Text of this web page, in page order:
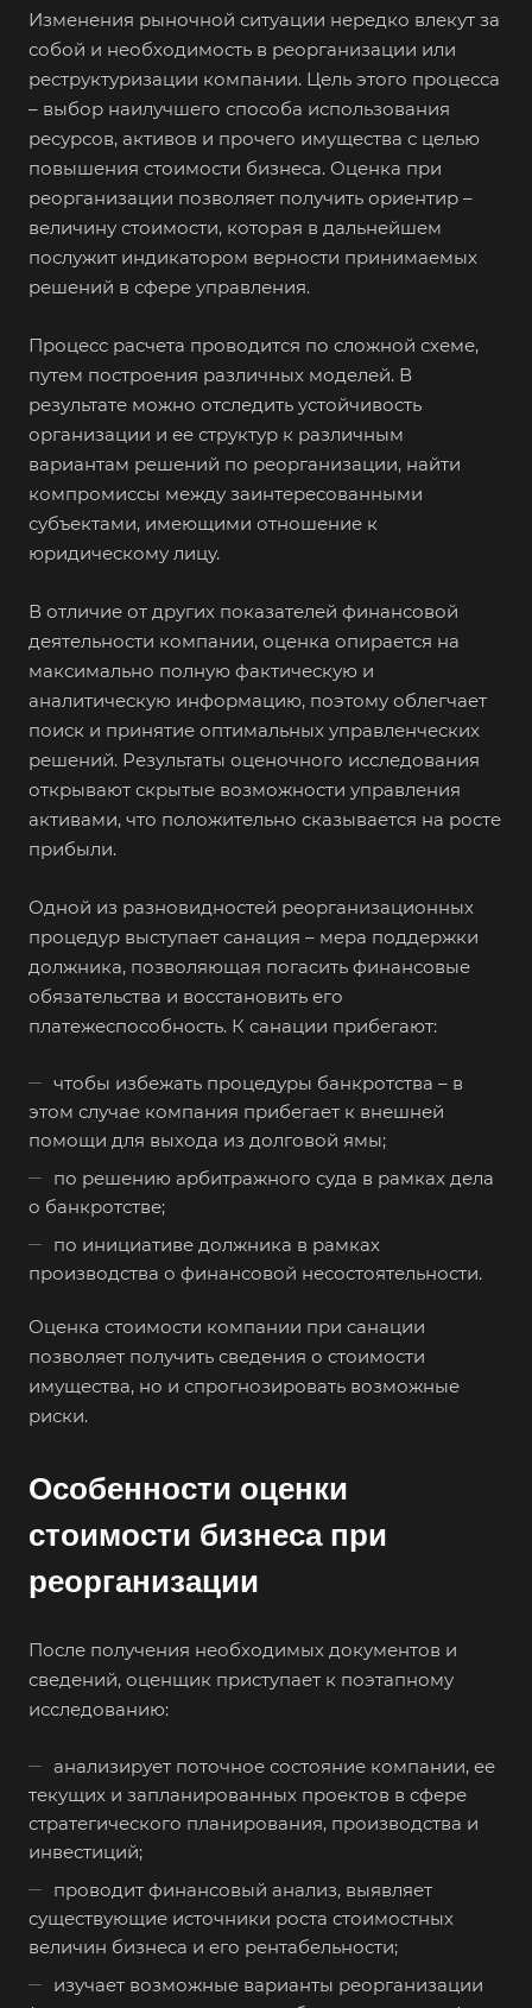
Изменения рыночной ситуации нередко влекут за
собой и необходимость в реорганизации или
реструктуризации компании. Цель этого процесса
– выбор наилучшего способа использования
ресурсов, активов и прочего имущества с целью
повышения стоимости бизнеса. Оценка при
реорганизации позволяет получить ориентир –
величину стоимости, которая в дальнейшем
послужит индикатором верности принимаемых
решений в сфере управления.
Процесс расчета проводится по сложной схеме,
путем построения различных моделей. В
результате можно отследить устойчивость
организации и ее структур к различным
вариантам решений по реорганизации, найти
компромиссы между заинтересованными
субъектами, имеющими отношение к
юридическому лицу.
В отличие от других показателей финансовой
деятельности компании, оценка опирается на
максимально полную фактическую и
аналитическую информацию, поэтому облегчает
поиск и принятие оптимальных управленческих
решений. Результаты оценочного исследования
открывают скрытые возможности управления
активами, что положительно сказывается на росте
прибыли.
Одной из разновидностей реорганизационных
процедур выступает санация – мера поддержки
должника, позволяющая погасить финансовые
обязательства и восстановить его
платежеспособность. К санации прибегают:
чтобы избежать процедуры банкротства – в
этом случае компания прибегает к внешней
помощи для выхода из долговой ямы;
по решению арбитражного суда в рамках дела
о банкротстве;
по инициативе должника в рамках
производства о финансовой несостоятельности.
Оценка стоимости компании при санации
позволяет получить сведения о стоимости
имущества, но и спрогнозировать возможные
риски.
Особенности оценки
стоимости бизнеса при
реорганизации
После получения необходимых документов и
сведений, оценщик приступает к поэтапному
исследованию:
анализирует поточное состояние компании, ее
текущих и запланированных проектов в сфере
стратегического планирования, производства и
инвестиций;
проводит финансовый анализ, выявляет
существующие источники роста стоимостных
величин бизнеса и его рентабельности;
изучает возможные варианты реорганизации
Выберите ваш город